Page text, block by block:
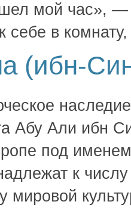
мой час», —
себе в
(ибн-
Абу Али ибн
под
к
мировой